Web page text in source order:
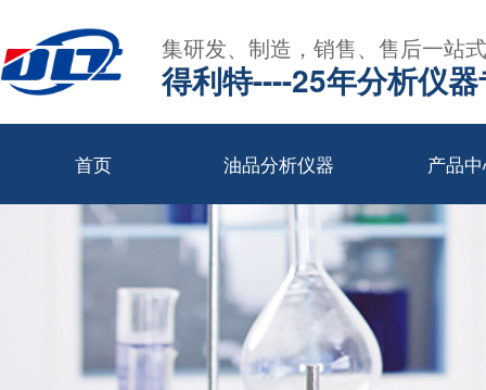
集研发、制造，销售、售后一站
得利特----25年分析仪
首页 油品分析仪器 产品